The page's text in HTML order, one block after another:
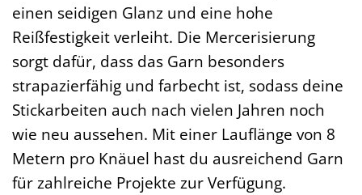
einen seidigen Glanz und eine hohe
Reißfestigkeit verleiht. Die Mercerisierung
sorgt dafür, dass das Garn besonders
strapazierfähig und farbecht ist, sodass deine
Stickarbeiten auch nach vielen Jahren noch
wie neu aussehen. Mit einer Lauflänge von 8
Metern pro Knäuel hast du ausreichend Garn
für zahlreiche Projekte zur Verfügung.